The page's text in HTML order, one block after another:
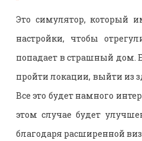
Это симулятор, который
настройки, чтобы
попадает в страшный дом.
пройти локации, выйти из
Все это будет намного
этом случае будет
благодаря расширенной